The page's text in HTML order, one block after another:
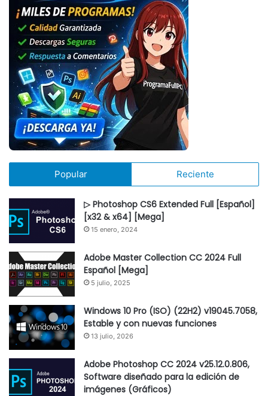
Popular Reciente
▷ Photoshop CS6 Extended Full [Español]
[x32 & x64] [Mega]
15 enero, 2024
Adobe Master Collection CC 2024 Full
Español [Mega]
5 julio, 2025
Windows 10 Pro (ISO) (22H2) v19045.7058,
Estable y con nuevas funciones
13 julio, 2026
Adobe Photoshop CC 2024 v25.12.0.806,
Software diseñado para la edición de
imágenes (Gráficos)